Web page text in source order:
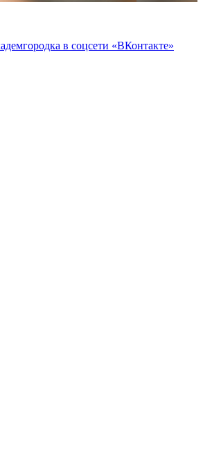
в соцсети «ВКонтакте»